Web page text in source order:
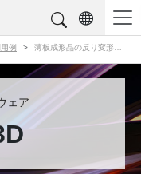
例 薄板成形品の反り変形予測
ェア